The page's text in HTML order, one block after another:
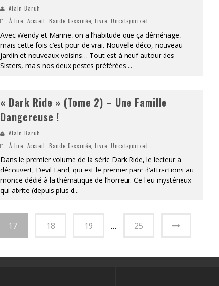
Alain Baruh
À lire Accueil Bande Dessinée Livre Uncategorized
Avec Wendy et Marine, on a l’habitude que ça déménage,
mais cette fois c’est pour de vrai. Nouvelle déco, nouveau
jardin et nouveaux voisins… Tout est à neuf autour des
Sisters, mais nos deux pestes préférées ...
« Dark Ride » (Tome 2) – Une Famille
Dangereuse !
Alain Baruh
À lire Accueil Bande Dessinée Livre Uncategorized
Dans le premier volume de la série Dark Ride, le lecteur a
découvert, Devil Land, qui est le premier parc d’attractions au
monde dédié à la thématique de l’horreur. Ce lieu mystérieux
qui abrite (depuis plus d...
17 18 19 … 25